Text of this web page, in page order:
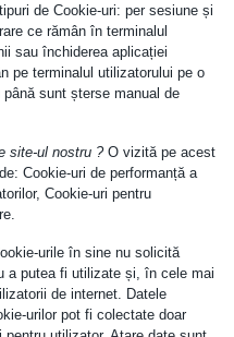
de Cookie-uri: per sesiune și
ce rămân în terminalul
sau închiderea aplicației
pe terminalul utilizatorului pe o
sunt șterse manual de
site-ul nostru ? O vizită pe acest
Cookie-uri de performanță a
Cookie-uri pentru
urile în sine nu solicită
a putea fi utilizate și, în cele mai
de internet. Datele
urilor pot fi colectate doar